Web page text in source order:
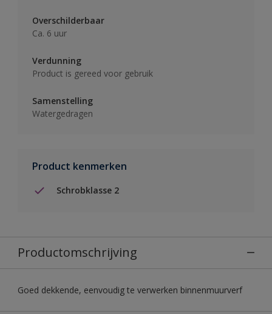
Overschilderbaar
Ca. 6 uur
Verdunning
Product is gereed voor gebruik
Samenstelling
Watergedragen
Product kenmerken
Schrobklasse 2
Productomschrijving
Goed dekkende, eenvoudig te verwerken binnenmuurverf